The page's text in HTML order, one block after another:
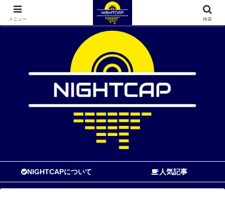
寝る前に読む音楽ブログ
NIGHTCAPについて 人気記事
メニュー 検索